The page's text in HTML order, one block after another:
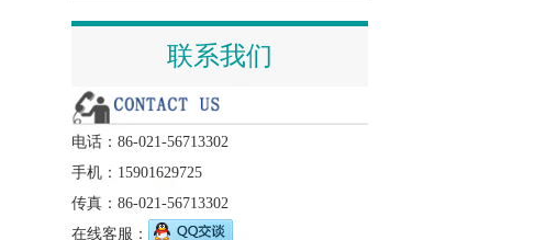
联系我们
电话：86-021-56713302
手机：15901629725
传真：86-021-56713302
在线客服：